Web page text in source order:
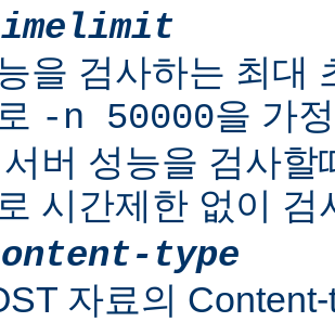
을 검사하는 최대
-n 50000을 가
버 성능을 검사
시간제한 없이 검
type
자료의